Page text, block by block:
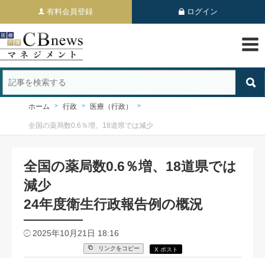
有料会員登録 ログイン
ホーム 行政 医療（行政）
全国の薬局数0.6％増、18道県では減少
全国の薬局数0.6％増、18道県では
減少
24年度衛生行政報告例の概況
2025年10月21日 18:16
リンクをコピー X ポスト